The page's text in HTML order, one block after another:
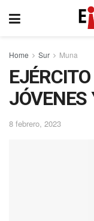
Home Sur Muna
JÓVENES
8 febrero, 2023